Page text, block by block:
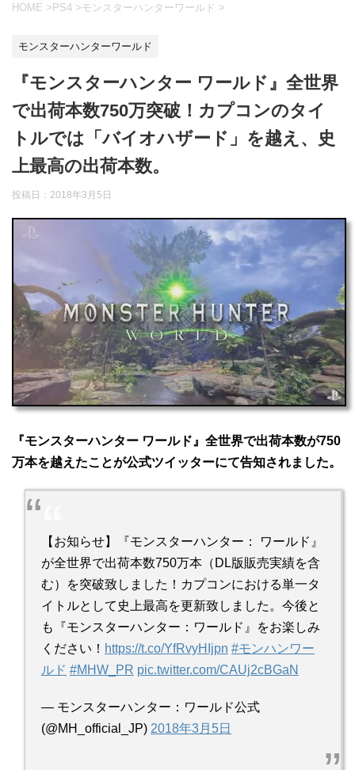
HOME >PS4 >モンスターハンターワールド >
モンスターハンターワールド
『モンスターハンター ワールド』全世界
で出荷本数750万突破！カプコンのタイ
トルでは「バイオハザード」を越え、史
上最高の出荷本数。
投稿日： 2018年3月5日
『モンスターハンター ワールド』全世界で出荷本数が750
万本を越えたことが公式ツイッターにて告知されました。
【お知らせ】『モンスターハンター： ワールド』
が全世界で出荷本数750万本（DL版販売実績を含
む）を突破致しました！カプコンにおける単一タ
イトルとして史上最高を更新致しました。今後と
も『モンスターハンター：ワールド』をお楽しみ
ください！ https://t.co/YfRvyHIjpn #モンハンワー
ルド #MHW_PR pic.twitter.com/CAUj2cBGaN
— モンスターハンター：ワールド公式
(@MH_official_JP) 2018年3月5日